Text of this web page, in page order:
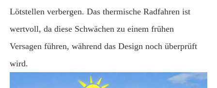
Lötstellen verbergen. Das thermische Radfahren ist
wertvoll, da diese Schwächen zu einem frühen
Versagen führen, während das Design noch überprüft
wird.